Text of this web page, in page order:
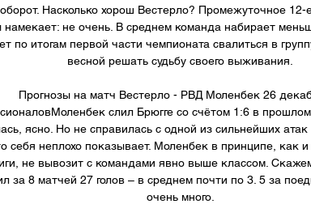
Насколько хорош Вестерло? Промежуточное 12-
намекает: не очень. В среднем команда набирает
по итогам первой части чемпионата свалиться в
весной решать судьбу своего выживания.
Прогнозы на матч Вестерло - РВД Моленбек 26
слил Брюгге со счётом 1:6 в
ясно. Но не справилась с одной из сильнейших атак
себя неплохо показывает. Моленбек в принципе, как
не вывозит с командами явно выше классом.
за 8 матчей 27 голов – в среднем почти по 3. 5 за
очень много.